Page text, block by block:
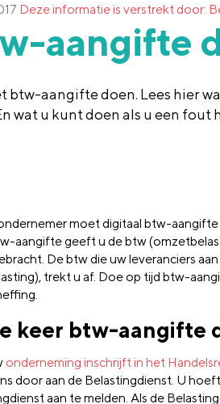
Deze informatie is verstrekt door:
aangifte
btw-aangifte doen. Lees hier
wat u kunt doen als u een fout
moet digitaal btw-
aangifte geeft u de btw
De btw die uw leveranciers
trekt u af. Doe op tijd btw-
keer btw-aangifte
onderneming inschrijft in het
door aan de Belastingdienst. U
aan te melden. Als de